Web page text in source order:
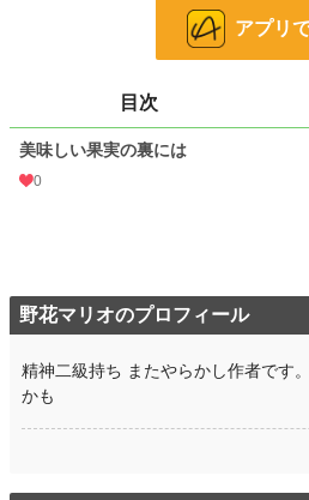
674
更新日時 2026.04.29 21:06
月間ポイント 42 pt (83,903 位)
年間ポイント 1,133 pt (81,381 位)
累計ポイント
アプリ
目次
美味しい果実の裏には
0
野花マリオのプロフィール
精神二級持ち またやらかし作者です
かも